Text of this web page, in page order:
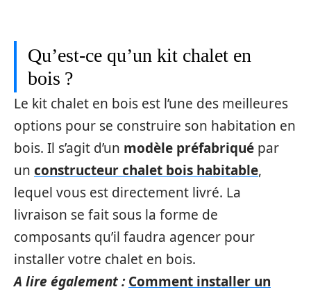
Qu’est-ce qu’un kit chalet en
bois ?
Le kit chalet en bois est l’une des meilleures
options pour se construire son habitation en
bois. Il s’agit d’un modèle préfabriqué par
un constructeur chalet bois habitable,
lequel vous est directement livré. La
livraison se fait sous la forme de
composants qu’il faudra agencer pour
installer votre chalet en bois.
A lire également : Comment installer un